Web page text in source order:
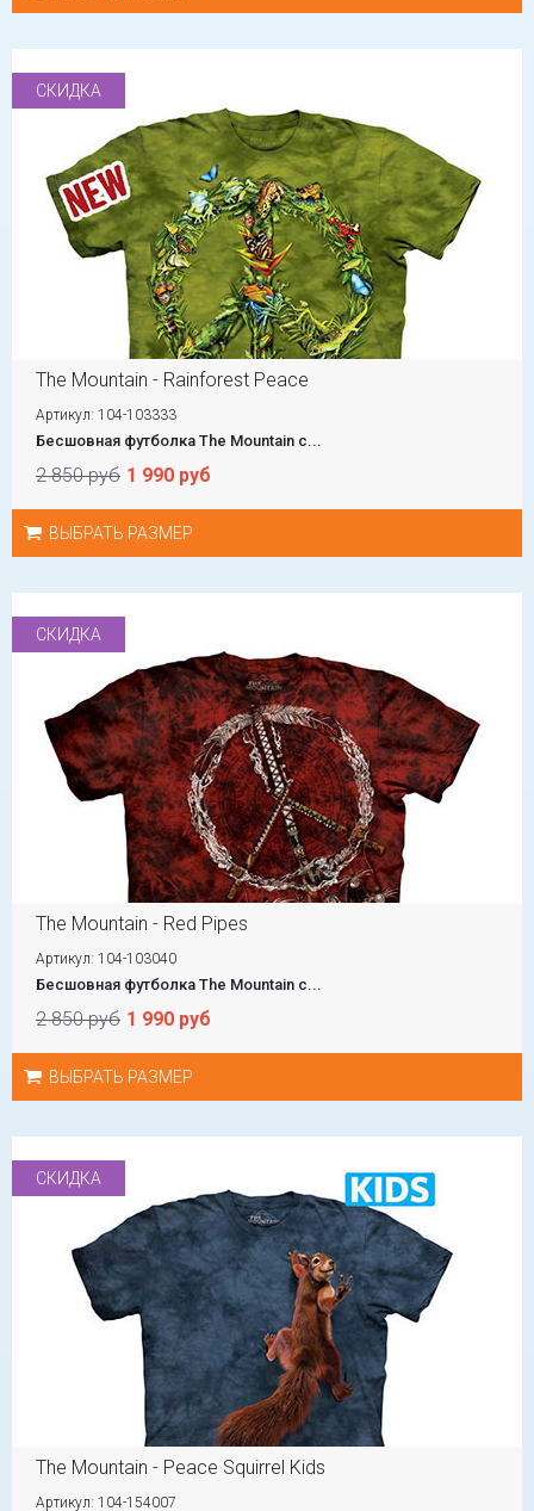
СКИДКА
The Mountain - Rainforest Peace
Артикул: 104-103333
Бесшовная футболка The Mountain с...
2 850 руб 1 990 руб
ВЫБРАТЬ РАЗМЕР
СКИДКА
The Mountain - Red Pipes
Артикул: 104-103040
Бесшовная футболка The Mountain с...
2 850 руб 1 990 руб
ВЫБРАТЬ РАЗМЕР
СКИДКА
The Mountain - Peace Squirrel Kids
Артикул: 104-154007